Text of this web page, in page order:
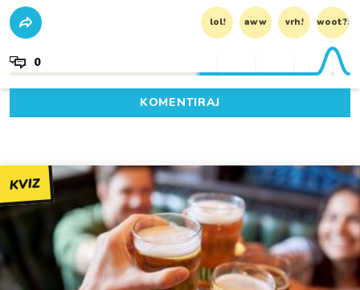
lol! aww vrh! woot?!
0
KOMENTIRAJ
KVIZ